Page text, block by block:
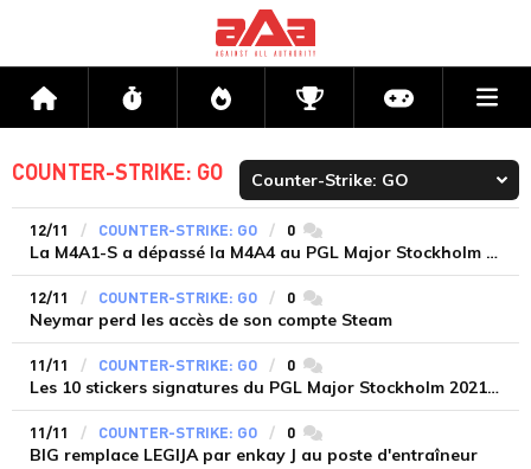
Accueil Flux Directs CompétitionsActu jeux
COUNTER-STRIKE: GO
12/11 COUNTER-STRIKE: GO 0 commentaires
La M4A1-S a dépassé la M4A4 au PGL Major Stockholm 2021
12/11 COUNTER-STRIKE: GO 0 commentaires
Neymar perd les accès de son compte Steam
11/11 COUNTER-STRIKE: GO 0 commentaires
Les 10 stickers signatures du PGL Major Stockholm 2021 les plus populaires
11/11 COUNTER-STRIKE: GO 0 commentaires
BIG remplace LEGIJA par enkay J au poste d'entraîneur